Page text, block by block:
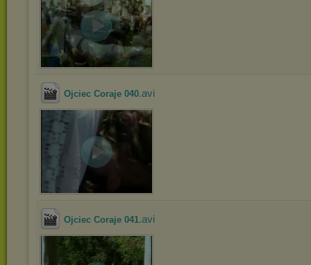
Ojciec Coraje 040.avi
Ojciec Coraje 041.avi